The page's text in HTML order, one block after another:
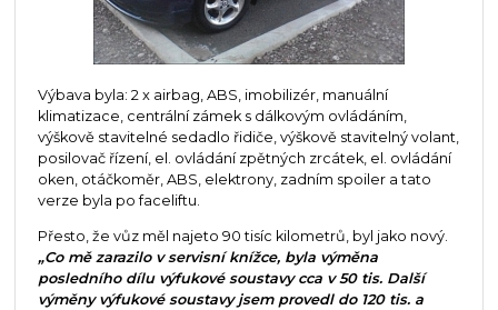
Výbava byla: 2 x airbag, ABS, imobilizér, manuální
klimatizace, centrální zámek s dálkovým ovládáním,
výškově stavitelné sedadlo řidiče, výškově stavitelný volant,
posilovač řízení, el. ovládání zpětných zrcátek, el. ovládání
oken, otáčkoměr, ABS, elektrony, zadním spoiler a tato
verze byla po faceliftu.
Přesto, že vůz měl najeto 90 tisíc kilometrů, byl jako nový.
„Co mě zarazilo v servisní knížce, byla výměna
posledního dílu výfukové soustavy cca v 50 tis. Další
výměny výfukové soustavy jsem provedl do 120 tis. a